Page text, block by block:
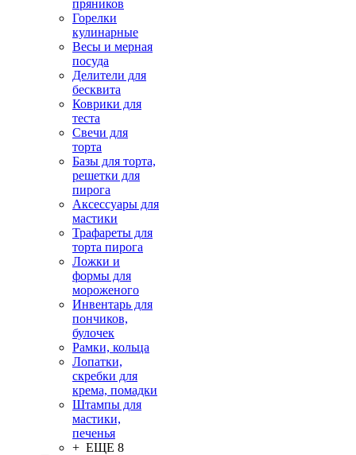
пряников
Горелки
кулинарные
Весы и мерная
посуда
Делители для
бесквита
Коврики для
теста
Свечи для
торта
Базы для торта,
решетки для
пирога
Аксессуары для
мастики
Трафареты для
торта пирога
Ложки и
формы для
мороженого
Инвентарь для
пончиков,
булочек
Рамки, кольца
Лопатки,
скребки для
крема, помадки
Штампы для
мастики,
печенья
+ ЕЩЕ 8